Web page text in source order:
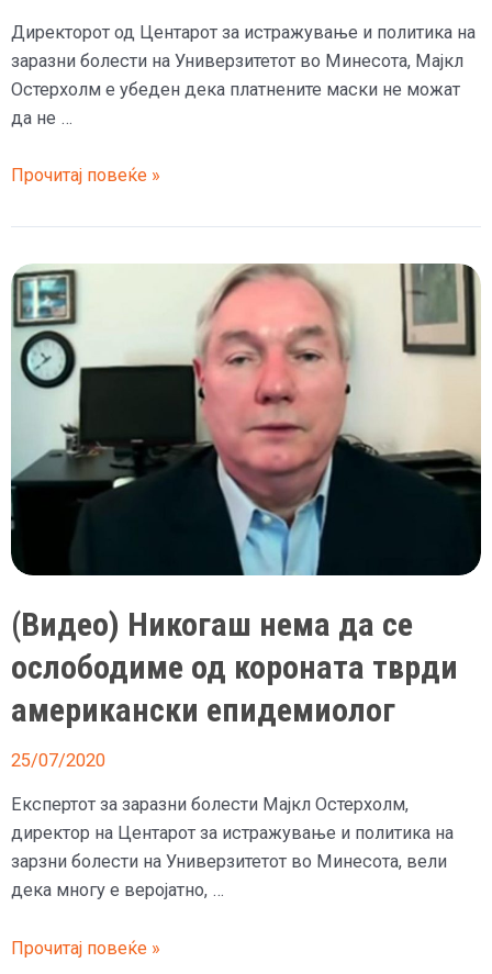
Директорот од Центарот за истражување и политика на
заразни болести на Универзитетот во Минесота, Мајкл
Остерхолм е убеден дека платнените маски не можат
да не …
Платнените
не
штитат
од
делта
сојот
велат
експертите
Прочитај повеќе »
(Видео) Никогаш нема да се
ослободиме од короната тврди
американски епидемиолог
25/07/2020
Експертот за заразни болести Мајкл Остерхолм,
директор на Центарот за истражување и политика на
зарзни болести на Универзитетот во Минесота, вели
дека многу е веројатно, …
(Видео)
Прочитај повеќе »